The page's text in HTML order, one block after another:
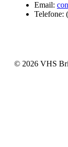
Email:
Telefone:
© 2026 VHS